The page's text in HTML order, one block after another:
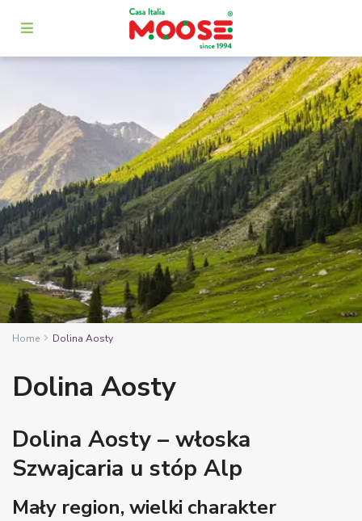
Home Dolina Aosty
Dolina Aosty
Dolina Aosty – włoska
Szwajcaria u stóp Alp
Mały region, wielki charakter